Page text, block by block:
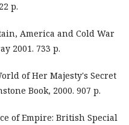
p.
America and Cold War
2001. 733 p.
of Her Majesty's Secret
Book, 2000. 907 p.
of Empire: British Special